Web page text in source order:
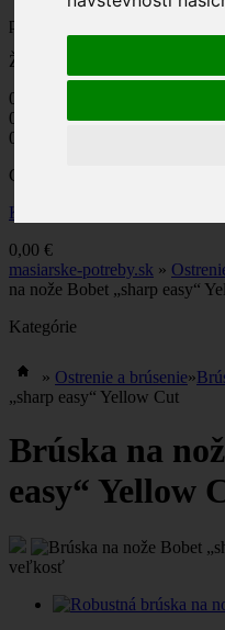
produkt
Žiadne produkty
0,00 €
0,00 €
DPH
0,00 €
Ceny s DPH
Košík
0,00 €
masiarske-potreby.sk »
na nože Bobet „sharp easy“
Kategórie
» Ostrenie a brúsenie»
„sharp easy“ Yellow Cut
Brúska na
easy“ Yellow
veľkosť